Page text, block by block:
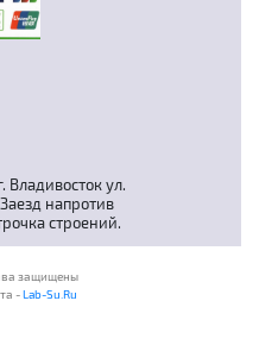
Владивосток ул.
напротив
строений.
защищены
-Lab-Su.Ru